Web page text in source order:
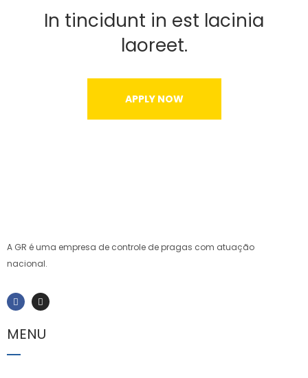
In tincidunt in est lacinia
laoreet.
APPLY NOW
A GR é uma empresa de controle de pragas com atuação
nacional.
MENU